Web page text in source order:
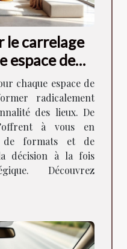
le carrelage
espace de
chaque espace de
radicalement
des lieux. De
à vous en
de formats et de
décision à la fois
Découvrez